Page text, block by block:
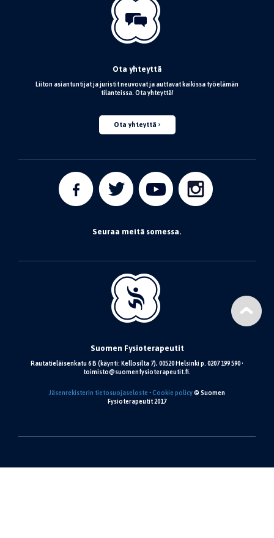
Ota yhteyttä
Liiton asiantuntijat ja juristit neuvovat ja auttavat kaikissa työelämän
tilanteissa. Ota yhteyttä!
Ota yhteyttä
Seuraa meitä somessa.
Suomen Fysioterapeutit
Rautatieläisenkatu 6 B (käynti: Kellosilta 7), 00520 Helsinki p. 0207 199 590 •
toimisto@suomenfysioterapeutit.fi.
Jäsenrekisterin tietosuojaseloste • Cookie policy© Suomen
Fysioterapeutit 2017